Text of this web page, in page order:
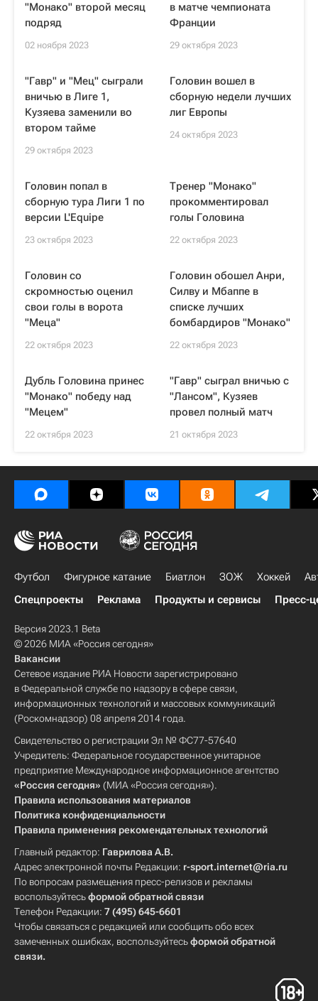
"Монако" второй месяц
подряд
02 ноября 2023
в матче чемпионата
Франции
29 октября 2023
"Гавр" и "Мец" сыграли
вничью в Лиге 1,
Кузяева заменили во
втором тайме
29 октября 2023
Головин вошел в
сборную недели лучших
лиг Европы
24 октября 2023
Головин попал в
сборную тура Лиги 1 по
версии L'Equipe
23 октября 2023
Тренер "Монако"
прокомментировал
голы Головина
22 октября 2023
Головин со
скромностью оценил
свои голы в ворота
"Меца"
22 октября 2023
Головин обошел Анри,
Силву и Мбаппе в
списке лучших
бомбардиров "Монако"
22 октября 2023
Дубль Головина принес
"Монако" победу над
"Мецем"
22 октября 2023
"Гавр" сыграл вничью с
"Лансом", Кузяев
провел полный матч
21 октября 2023
Футбол Фигурное катание Биатлон ЗОЖ Хоккей
Спецпроекты
Реклама Продукты и сервисы Пресс-
Версия 2023.1 Beta
© 2026 МИА «Россия сегодня»
Вакансии
Сетевое издание РИА Новости зарегистрировано
в Федеральной службе по надзору в сфере связи,
информационных технологий и массовых коммуникаций
(Роскомнадзор) 08 апреля 2014 года.
Свидетельство о регистрации Эл № ФС77-57640
Учредитель: Федеральное государственное унитарное
предприятие Международное информационное агентство
«Россия сегодня» (МИА «Россия сегодня»).
Правила использования материалов
Политика конфиденциальности
Правила применения рекомендательных технологий
Главный редактор: Гаврилова А.В.
Адрес электронной почты Редакции: r-sport.internet@ria.ru
По вопросам размещения пресс-релизов и рекламы
воспользуйтесьформой обратной связи
Телефон Редакции: 7 (495) 645-6601
Чтобы связаться с редакцией или сообщить обо всех
замеченных ошибках, воспользуйтесьформой обратной
связи.